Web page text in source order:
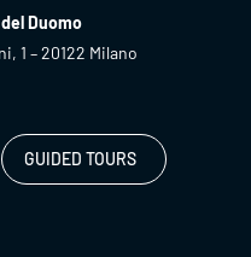
Duomo
1 – 20122 Milano
GUIDED TOURS